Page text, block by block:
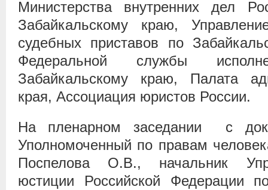
Министерства внутренних дел
Забайкальскому краю,
судебных приставов по
Федеральной службы
Забайкальскому краю, Палата
края, Ассоциация юристов России.
На пленарном заседании с
Уполномоченный по правам
Поспелова О.В., начальник
юстиции Российской Федерации